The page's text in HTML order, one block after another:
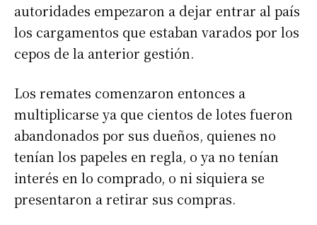
autoridades empezaron a dejar entrar al país
los cargamentos que estaban varados por los
cepos de la anterior gestión.
Los remates comenzaron entonces a
multiplicarse ya que cientos de lotes fueron
abandonados por sus dueños, quienes no
tenían los papeles en regla, o ya no tenían
interés en lo comprado, o ni siquiera se
presentaron a retirar sus compras.